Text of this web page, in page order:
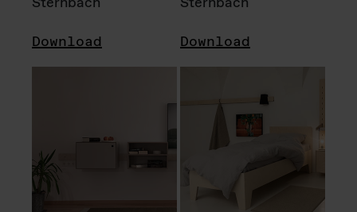
Download Download